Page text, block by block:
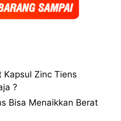
Kapsul Zinc Tiens
?
Bisa Menaikkan Berat